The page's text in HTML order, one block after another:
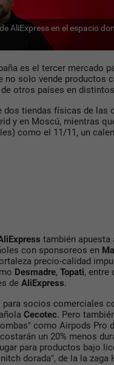
AliExpress en el espacio
es el tercer mercado
no solo vende productos
otros países en
dos tiendas físicas de las
y en Moscú, mientras
como el 11/11, un
también apuesta
con sponsoreos en
precio-calidad
Desmadre, Topati, entre
de AliExpress.
para socios comerciales
Cecotec. Pero
como Airpods Pro
un 20% menos
para productos bajo
dorada", de la la zaga